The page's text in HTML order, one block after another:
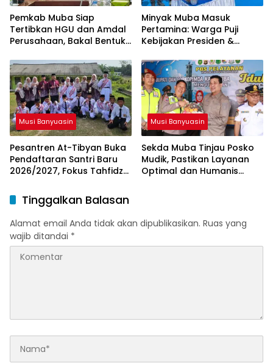
Pemkab Muba Siap
Tertibkan HGU dan Amdal
Perusahaan, Bakal Bentuk
Minyak Muba Masuk
Pertamina: Warga Puji
Kebijakan Presiden &
Musi Banyuasin
Pesantren At-Tibyan Buka
Pendaftaran Santri Baru
2026/2027, Fokus Tahfidz
Musi Banyuasin
Sekda Muba Tinjau Posko
Mudik, Pastikan Layanan
Optimal dan Humanis
Tinggalkan Balasan
Alamat email Anda tidak akan dipublikasikan. Ruas yang
wajib ditandai *